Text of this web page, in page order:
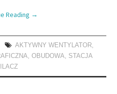
Reading →
AKTYWNY WENTYLATOR,
,OBUDOWA, STACJA